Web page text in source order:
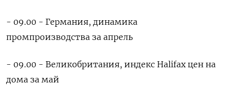
- 09.00 - Германия, динамика
промпроизводства за апрель
- 09.00 - Великобритания, индекс Halifax цен на
дома за май